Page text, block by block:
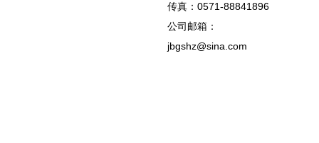
传真：0571-88841896
公司邮箱：
jbgshz@sina.com